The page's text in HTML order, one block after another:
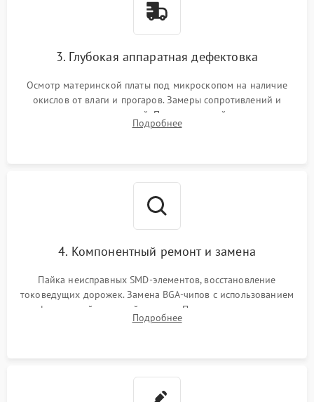
3. Глубокая аппаратная дефектовка
Осмотр материнской платы под микроскопом на наличие
окислов от влаги и прогаров. Замеры сопротивлений и
дежурных напряжений. Проверка цепей питания,
мультиконтроллера, процессора и видеочипа.
Подробнее
4. Компонентный ремонт и замена
Пайка неисправных SMD-элементов, восстановление
токоведущих дорожек. Замена BGA-чипов с использованием
инфракрасной паяльной станции. Прошивка микросхемы
BIOS или замена поврежденных портов USB
Подробнее